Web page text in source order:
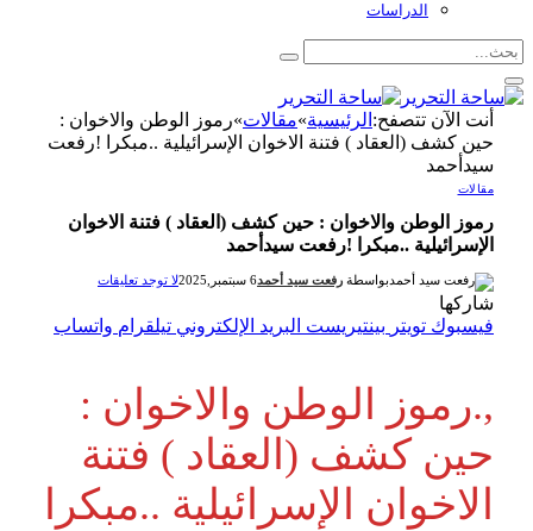
الدراسات
أنت الآن تتصفح:الرئيسية»مقالات»رموز الوطن والاخوان :
حين كشف (العقاد ) فتنة الاخوان الإسرائيلية ..مبكرا !رفعت
سيدأحمد
مقالات
رموز الوطن والاخوان : حين كشف (العقاد ) فتنة الاخوان
الإسرائيلية ..مبكرا !رفعت سيدأحمد
بواسطة رفعت سيد أحمد6 سبتمبر,2025 لا توجد تعليقات
شاركها
فيسبوك تويتر بينتيريست البريد الإلكتروني تيلقرام واتساب
,.رموز الوطن والاخوان :
حين كشف (العقاد ) فتنة
الاخوان الإسرائيلية ..مبكرا